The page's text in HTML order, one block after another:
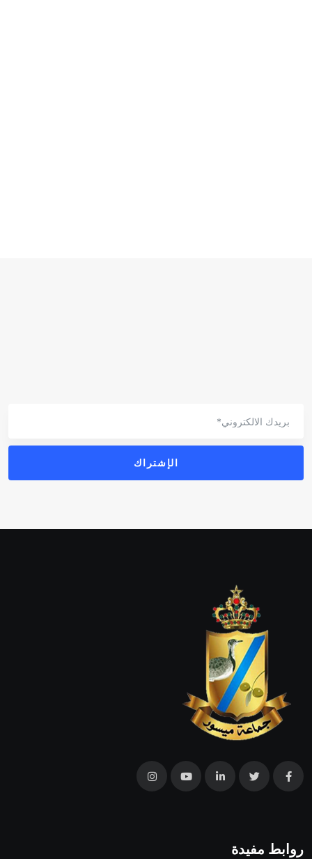
الإشتراك
روابط مفيدة